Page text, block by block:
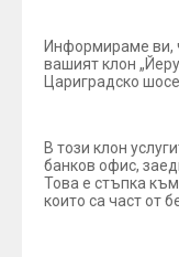
Информираме ви,
вашият клон
Цариградско
В този клон
банков офис,
Това е стъпка
които са част от